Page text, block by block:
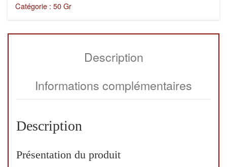
Catégorie : 50 Gr
Description
Informations complémentaires
Description
Présentation du produit